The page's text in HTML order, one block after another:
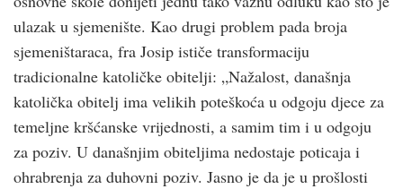
ulazak u sjemenište. Kao drugi problem pada broja
sjemeništaraca, fra Josip ističe transformaciju
tradicionalne katoličke obitelji: „Nažalost, današnja
katolička obitelj ima velikih poteškoća u odgoju djece za
temeljne kršćanske vrijednosti, a samim tim i u odgoju
za poziv. U današnjim obiteljima nedostaje poticaja i
ohrabrenja za duhovni poziv. Jasno je da je u prošlosti